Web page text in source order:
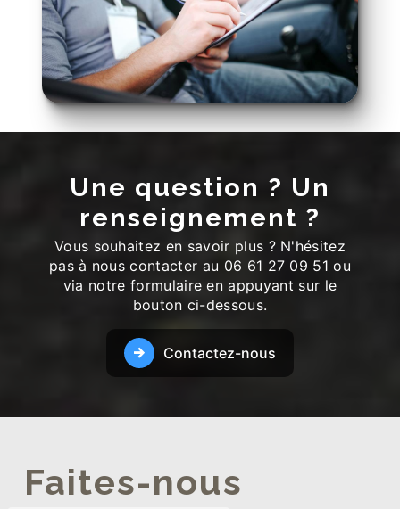
Une question ? Un
renseignement ?
Vous souhaitez en savoir plus ? N'hésitez
pas à nous contacter au 06 61 27 09 51 ou
via notre formulaire en appuyant sur le
bouton ci-dessous.
Contactez-nous
Faites-nous